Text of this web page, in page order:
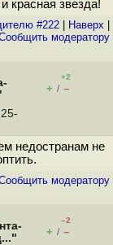
красная звезда!
#222 Наверх
модератору
+2
+ / –
недостранам не
модератору
–2
+ / –